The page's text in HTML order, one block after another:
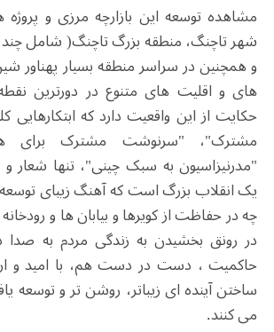
مشاهده توسعه این بازارچه مرزی و
شهر تاچنگ، منطقه بزرگ تاچنگ( شامل
و همچنین در سراسر منطقه بسیار پهناور
های و اقلیت های متنوع در دورترین
حکایت از این واقعیت دارد که ابتکارهایی
مشترک"، "سرنوشت مشترک برای
"مدرنیزاسیون به سبک چینی"، تنها
یک انقلاب بزرگ است که آهنگ زیبای
چه در حفاظت از کویرها و بیابان ها و
در رونق بخشیدن به زندگی مردم به صدا
حاکمیت ، دست در دست هم، با امید و
ساختن آینده ای زیباتر، روشن تر و توسعه
می کنند.